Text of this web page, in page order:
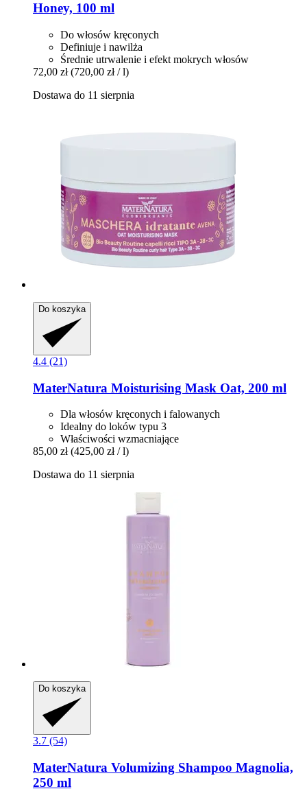
Honey, 100 ml
Do włosów kręconych
Definiuje i nawilża
Średnie utrwalenie i efekt mokrych włosów
72,00 zł (720,00 zł / l)
Dostawa do 11 sierpnia
Do koszyka
4.4 (21)
MaterNatura Moisturising Mask Oat, 200 ml
Dla włosów kręconych i falowanych
Idealny do loków typu 3
Właściwości wzmacniające
85,00 zł (425,00 zł / l)
Dostawa do 11 sierpnia
Do koszyka
3.7 (54)
MaterNatura Volumizing Shampoo Magnolia,
250 ml